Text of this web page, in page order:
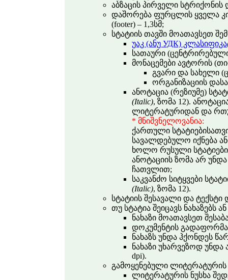
აბზაცის პირველი სტრიქონის
დაშორება ფურცლის ყველა
(footer) – 1,3სმ;
სტატიის თავში მოათავსეთ
უაკ (ანუ УДК)
სათაური
მონაცემები ავტორის
გვარი და სახელი
ორგანიზაციის
ანოტაცია (რეზიუმე)
(Italic), ზომა 12).
ლიტერატურიდან და
* მნიშვნელოვანია:
ქართული
სავალდებულო იქნება
ხოლო რუსული
ანოტაციის ზომა არ
ჩათვლით;
საკვანძო სიტყვები
(Italic), ზომა 12).
სტატიის შესავალი და ტექსტი
თუ სტატია შეიცავს ნახაზებს
ნახაზი მოათავსეთ
დოკუმენტის
ნახაზს უნდა ჰქონდეს
ნახაზი უხარვეზოდ უნდა
dpi).
გამოყენებული
ლიტერატურის ნუსხა